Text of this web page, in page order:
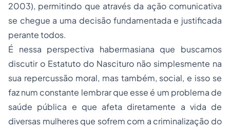
2003), permitindo que através da ação comunicativa
se chegue a uma decisão fundamentada e justificada
perante todos.
É nessa perspectiva habermasiana que buscamos
discutir o Estatuto do Nascituro não simplesmente na
sua repercussão moral, mas também, social, e isso se
faz num constante lembrar que esse é um problema de
saúde pública e que afeta diretamente a vida de
diversas mulheres que sofrem com a criminalização do